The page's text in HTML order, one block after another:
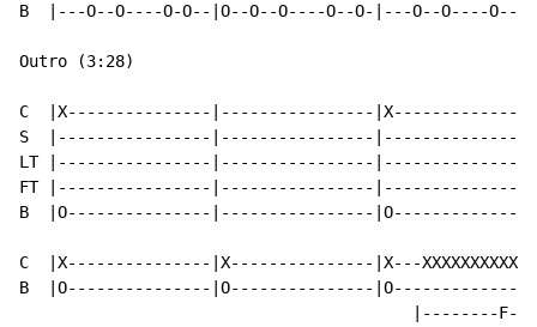
B  |---O--O----O-O--|O--O--O----O--O-|---O--O----
Outro (3:28)
C  |X---------------|----------------
S  |----------------|----------------|----------------
LT |----------------|----------------
FT |----------------|----------------|----------------
B  |O---------------|----------------
C  |X---------------|X---------------|X---
B  |O---------------|O---------------
|--------F-